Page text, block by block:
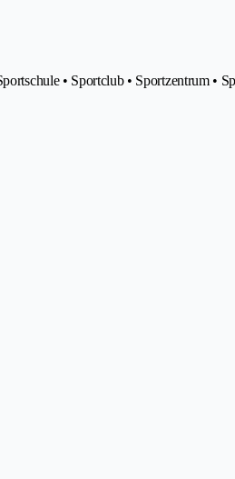
• Sportclub • Sportzentrum •